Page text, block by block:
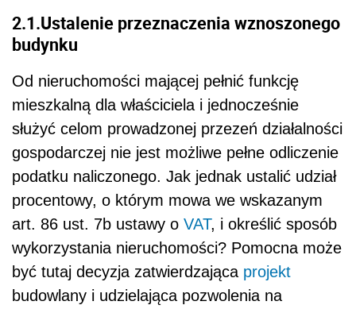
2.1.Ustalenie przeznaczenia wznoszonego
budynku
Od nieruchomości mającej pełnić funkcję
mieszkalną dla właściciela i jednocześnie
służyć celom prowadzonej przezeń działalności
gospodarczej nie jest możliwe pełne odliczenie
podatku naliczonego. Jak jednak ustalić udział
procentowy, o którym mowa we wskazanym
art. 86 ust. 7b ustawy o VAT, i określić sposób
wykorzystania nieruchomości? Pomocna może
być tutaj decyzja zatwierdzająca projekt
budowlany i udzielająca pozwolenia na